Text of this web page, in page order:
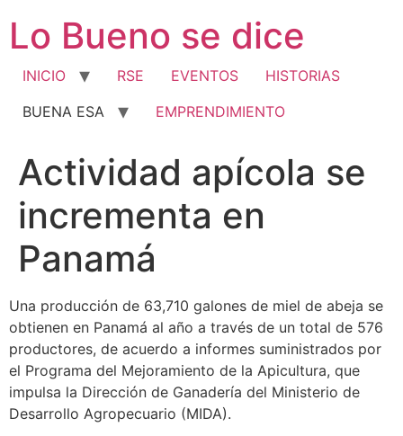
contenido
Lo Bueno se dice
INICIO RSE EVENTOS
HISTORIAS
BUENA ESA
EMPRENDIMIENTO
Actividad apícola se
incrementa en
Panamá
Una producción de 63,710 galones de miel de abeja se
obtienen en Panamá al año a través de un total de 576
productores, de acuerdo a informes suministrados por
el Programa del Mejoramiento de la Apicultura, que
impulsa la Dirección de Ganadería del Ministerio de
Desarrollo Agropecuario (MIDA).